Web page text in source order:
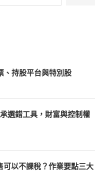
、持股平台與特別股
選錯工具，財富與控制權
可以不課稅？作業要點三大